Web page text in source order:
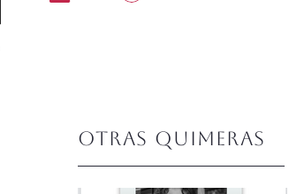
Otras quimeras